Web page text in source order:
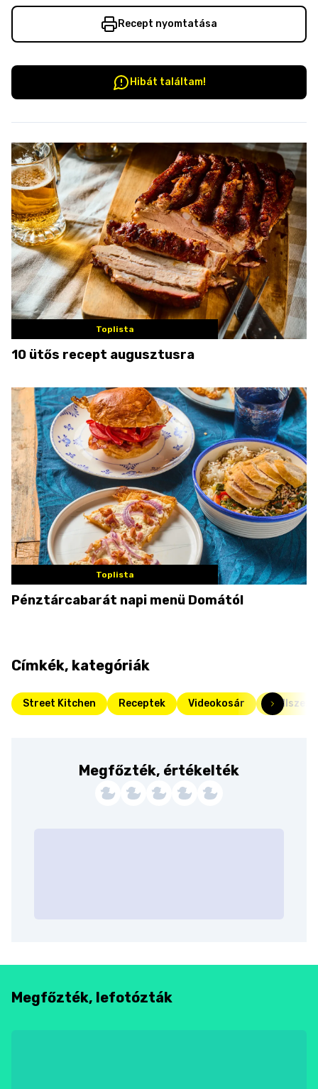
Recept nyomtatása
Hibát találtam!
Toplista
10 ütős recept augusztusra
Toplista
Pénztárcabarát napi menü Domától
Címkék, kategóriák
Street Kitchen Receptek Videokosár
Megfőzték, értékelték
Megfőzték, lefotózták